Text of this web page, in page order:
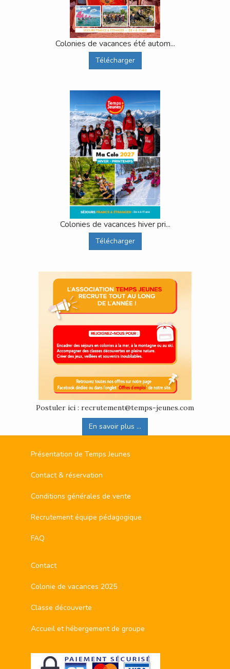
Colonies de vacances été autom...
Télécharger
Colonies de vacances hiver pri...
Télécharger
Postuler ici : recrutement@temps-jeunes.com
En savoir plus ...
Présentation de Temps Jeunes
Contact & réservation
Conditions générales de vente
Recrutement équipe pédagogique
FAQ
Contact
Colonie de vacances 2025
Classe découverte
Accueil et hébergement de groupe